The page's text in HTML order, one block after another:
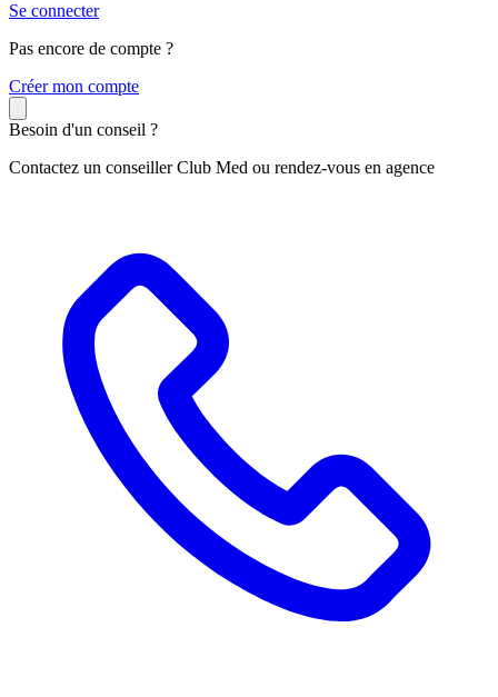
Se connecter
Pas encore de compte ?
Créer mon compte
Besoin d'un conseil ?
Contactez un conseiller Club Med ou rendez-vous en agence